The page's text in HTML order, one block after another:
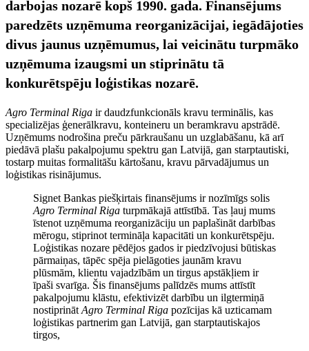
darbojas nozarē kopš 1990. gada. Finansējums
paredzēts uzņēmuma reorganizācijai, iegādājoties
divus jaunus uzņēmumus, lai veicinātu turpmāko
uzņēmuma izaugsmi un stiprinātu tā
konkurētspēju loģistikas nozarē.
Agro Terminal Riga ir daudzfunkcionāls kravu terminālis, kas
specializējas ģenerālkravu, konteineru un beramkravu apstrādē.
Uzņēmums nodrošina preču pārkraušanu un uzglabāšanu, kā arī
piedāvā plašu pakalpojumu spektru gan Latvijā, gan starptautiski,
tostarp muitas formalitāšu kārtošanu, kravu pārvadājumus un
loģistikas risinājumus.
Signet Bankas piešķirtais finansējums ir nozīmīgs solis
Agro Terminal Riga turpmākajā attīstībā. Tas ļauj mums
īstenot uzņēmuma reorganizāciju un paplašināt darbības
mērogu, stiprinot termināļa kapacitāti un konkurētspēju.
Loģistikas nozare pēdējos gados ir piedzīvojusi būtiskas
pārmaiņas, tāpēc spēja pielāgoties jaunām kravu
plūsmām, klientu vajadzībām un tirgus apstākļiem ir
īpaši svarīga. Šis finansējums palīdzēs mums attīstīt
pakalpojumu klāstu, efektivizēt darbību un ilgtermiņā
nostiprināt Agro Terminal Riga pozīcijas kā uzticamam
loģistikas partnerim gan Latvijā, gan starptautiskajos
tirgos,